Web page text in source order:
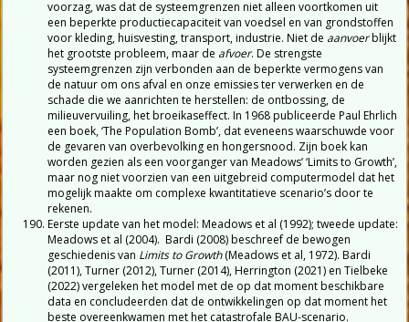
voorzag, was dat de systeemgrenzen niet alleen voortkomen uit
een beperkte productiecapaciteit van voedsel en van grondstoffen
voor kleding, huisvesting, transport, industrie. Niet de aanvoerblijkt
het grootste probleem, maar de afvoer. De strengste
systeemgrenzen zijn verbonden aan de beperkte vermogens van
de natuur om ons afval en onze emissies ter verwerken en de
schade die we aanrichten te herstellen: de ontbossing, de
milieuvervuiling, het broeikaseffect. In 1968 publiceerde Paul Ehrlich
een boek, ‘The Population Bomb’, dat eveneens waarschuwde voor
de gevaren van overbevolking en hongersnood. Zijn boek kan
worden gezien als een voorganger van Meadows’ ‘Limits to Growth’,
maar nog niet voorzien van een uitgebreid computermodel dat het
mogelijk maakte om complexe kwantitatieve scenario’s door te
rekenen.
Eerste update van het model: Meadows et al (1992); tweede update:
Meadows et al (2004). Bardi (2008) beschreef de bewogen
geschiedenis van Limits to Growth(Meadows et al, 1972). Bardi
(2011), Turner (2012), Turner (2014), Herrington (2021) en Tielbeke
(2022) vergeleken het model met de op dat moment beschikbare
data en concludeerden dat de ontwikkelingen op dat moment het
beste overeenkwamen met het catastrofale BAU-scenario.